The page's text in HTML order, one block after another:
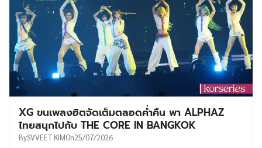
XG ขนเพลงฮิตจัดเต็มตลอดค่ำคืน พา ALPHAZ
ไทยสนุกไปกับ THE CORE IN BANGKOK
BySVVEET KIMOn25/07/2026